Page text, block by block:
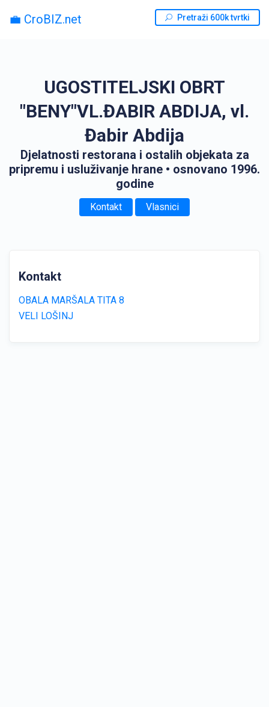
💼 CroBIZ.net Pretraži 600k tvrtki
UGOSTITELJSKI OBRT
"BENY"VL.ĐABIR ABDIJA, vl.
Đabir Abdija
Djelatnosti restorana i ostalih objekata za
pripremu i usluživanje hrane • osnovano 1996.
godine
Kontakt Vlasnici
Kontakt
OBALA MARŠALA TITA 8
VELI LOŠINJ